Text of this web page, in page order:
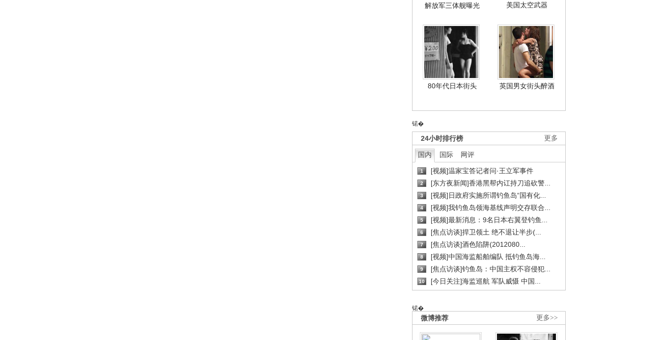
解放军三体舰曝光 美国太空武器
80年代日本街头 英国男女街头醉酒
锘�
更多
24小时排行榜
国内 国际 网评
1 [视频]温家宝答记者问·王立军事件
2 [东方夜新闻]香港黑帮内讧持刀追砍警...
3 [视频]日政府实施所谓钓鱼岛“国有化...
4 [视频]我钓鱼岛领海基线声明交存联合...
5 [视频]最新消息：9名日本右翼登钓鱼...
6 [焦点访谈]捍卫领土 绝不退让半步(...
7 [焦点访谈]酒色陷阱(2012080...
8 [视频]中国海监船舶编队 抵钓鱼岛海...
9 [焦点访谈]钓鱼岛：中国主权不容侵犯...
10 [今日关注]海监巡航 军队威慑 中国...
锘�
更多>>
微博推荐